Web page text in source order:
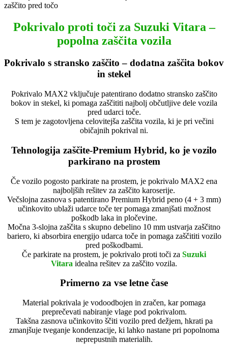
Pokrivalo proti toči za Suzuki Vitara –
popolna zaščita vozila
Pokrivalo s stransko zaščito – dodatna zaščita bokov
in stekel
Pokrivalo MAX2 vključuje patentirano dodatno stransko zaščito
bokov in stekel, ki pomaga zaščititi najbolj občutljive dele vozila
pred udarci toče.
S tem je zagotovljena celovitejša zaščita vozila, ki je pri večini
običajnih pokrival ni.
Tehnologija zaščite-Premium Hybrid, ko je vozilo
parkirano na prostem
Če vozilo pogosto parkirate na prostem, je pokrivalo MAX2 ena
najboljših rešitev za zaščito karoserije.
Večslojna zasnova s patentirano Premium Hybrid peno (4 + 3 mm)
učinkovito ublaži udarce toče ter pomaga zmanjšati možnost
poškodb laka in pločevine.
Močna 3-slojna zaščita s skupno debelino 10 mm ustvarja zaščitno
bariero, ki absorbira energijo udarca toče in pomaga zaščititi vozilo
pred poškodbami.
Če parkirate na prostem, je pokrivalo proti toči za Suzuki
Vitara idealna rešitev za zaščito vozila.
Primerno za vse letne čase
Material pokrivala je vodoodbojen in zračen, kar pomaga
preprečevati nabiranje vlage pod pokrivalom.
Takšna zasnova učinkovito ščiti vozilo pred dežjem, hkrati pa
zmanjšuje tveganje kondenzacije, ki lahko nastane pri popolnoma
neprepustnih materialih.